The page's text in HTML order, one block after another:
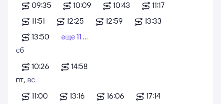
09:35
10:09 10:43
11:17
11:51
12:25 12:59
13:33
13:50
еще 11 ...
сб
10:26
14:58
пт, вс
11:00
13:16 16:06
17:14